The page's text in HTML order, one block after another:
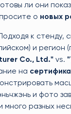
ли они
о новых
Подходя к стенду,
и
Co., Ltd." vs.
на
и фото
много разных